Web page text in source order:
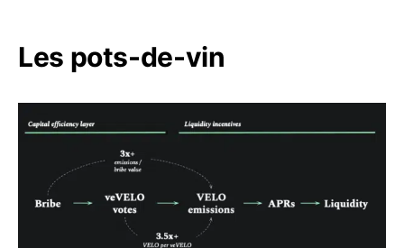
Les pots-de-vin